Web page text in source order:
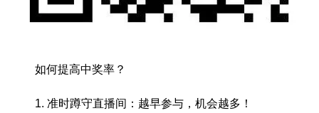
如何提高中奖率？
1. 准时蹲守直播间：越早参与，机会越多！